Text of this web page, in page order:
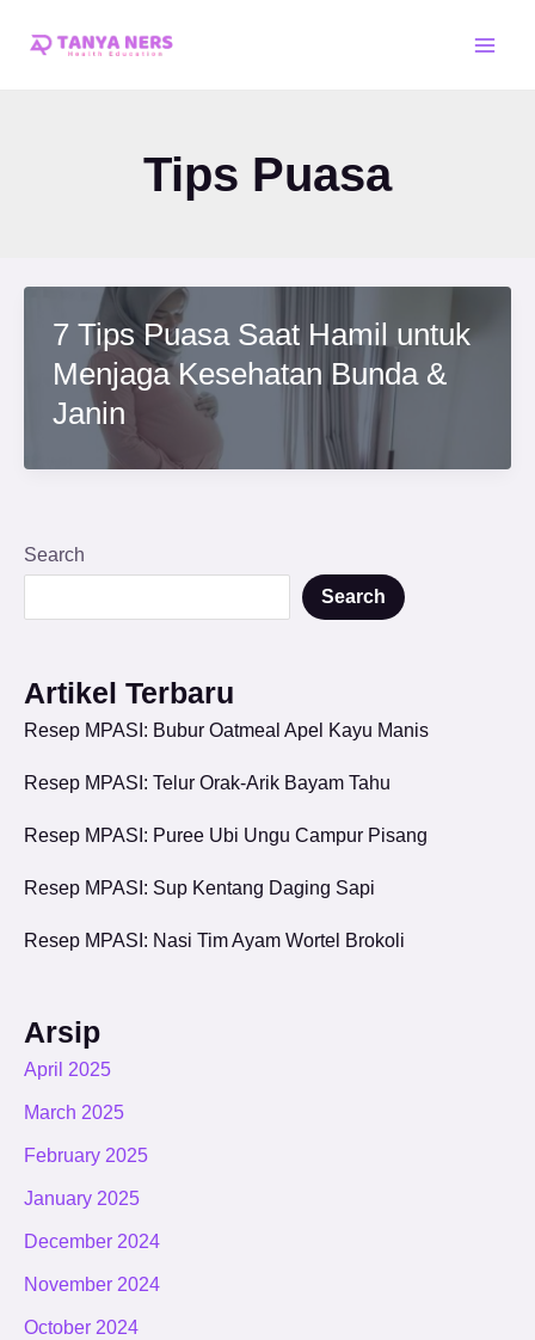
Tips Puasa
7 Tips Puasa Saat Hamil untuk
Menjaga Kesehatan Bunda &
Janin
Search
Search
Artikel Terbaru
Resep MPASI: Bubur Oatmeal Apel Kayu Manis
Resep MPASI: Telur Orak-Arik Bayam Tahu
Resep MPASI: Puree Ubi Ungu Campur Pisang
Resep MPASI: Sup Kentang Daging Sapi
Resep MPASI: Nasi Tim Ayam Wortel Brokoli
Arsip
April 2025
March 2025
February 2025
January 2025
December 2024
November 2024
October 2024